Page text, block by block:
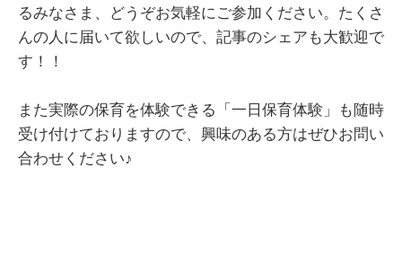
るみなさま、どうぞお気軽にご参加ください。たくさ
んの人に届いて欲しいので、記事のシェアも大歓迎で
す！！
また実際の保育を体験できる「一日保育体験」も随時
受け付けておりますので、興味のある方はぜひお問い
合わせください♪